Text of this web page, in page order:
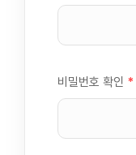
비밀번호 확인 *